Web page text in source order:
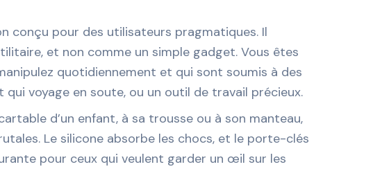
conçu pour des utilisateurs pragmatiques. Il
et non comme un simple gadget. Vous êtes
quotidiennement et qui sont soumis à des
voyage en soute, ou un outil de travail précieux.
d’un enfant, à sa trousse ou à son manteau,
Le silicone absorbe les chocs, et le porte-clés
pour ceux qui veulent garder un œil sur les